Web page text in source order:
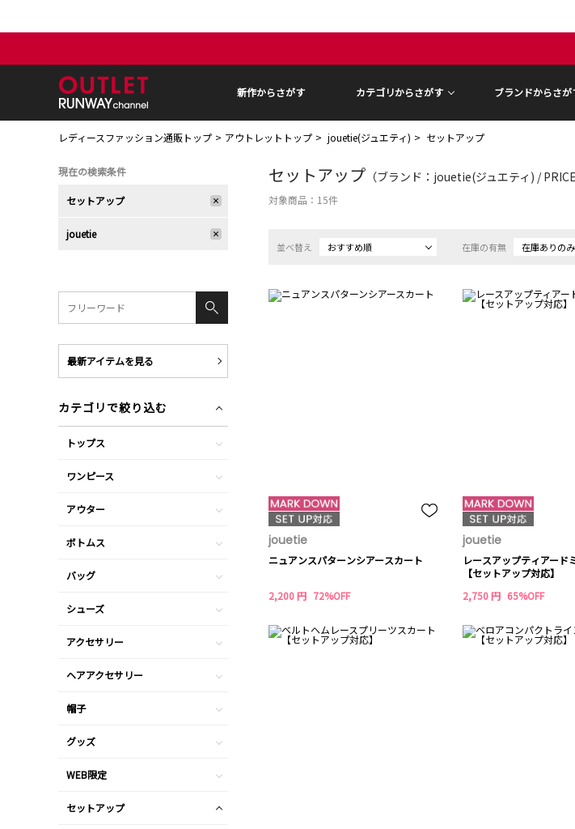
新作からさがす カテゴリからさがす ブランドからさが
レディースファッション通販トップ アウトレットトップ jouetie(ジュエティ) セットアップ
セットアップ （ブランド：jouetie(ジュエティ) /
対象商品： 15件
並べ替え おすすめ順 在庫の有無 在庫ありのみ
jouetie
ニュアンスパターンシアースカート
2,200 円 72%OFF
jouetie
レースアップティアード
【セットアップ対応】
2,750 円 65%OFF
現在の検索条件
セットアップ
jouetie
最新アイテムを見る
カテゴリで絞り込む
トップス
ワンピース
アウター
ボトムス
バッグ
シューズ
アクセサリー
ヘアアクセサリー
帽子
グッズ
WEB限定
セットアップ